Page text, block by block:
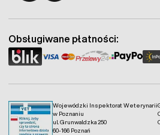
Wojewódzki Inspektorat Weterynarii
w Poznaniu
ul. Grunwaldzka 250
60-166 Poznań
Obsługiwane płatności: